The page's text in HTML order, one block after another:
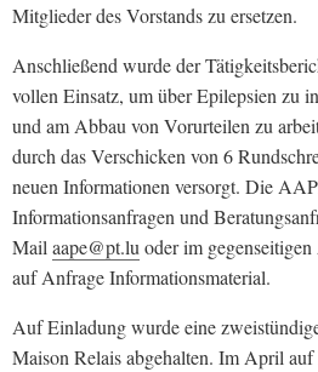
Mitglieder des Vorstands zu ersetzen.
Anschließend wurde der
vollen Einsatz, um über Epilepsien zu
und am Abbau von Vorurteilen zu
durch das Verschicken von 6
neuen Informationen versorgt. Die
Informationsanfragen und
Mail aape@pt.lu oder im
auf Anfrage Informationsmaterial.
Auf Einladung wurde eine
Maison Relais abgehalten. Im April